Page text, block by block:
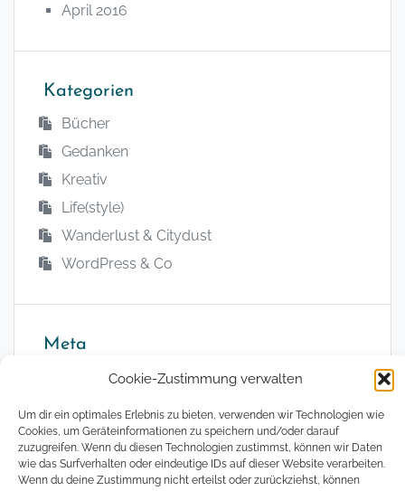
Cookie-Zustimmung verwalten
Um dir ein optimales Erlebnis zu bieten, verwenden wir Technologien wie
Cookies, um Geräteinformationen zu speichern und/oder darauf
zuzugreifen. Wenn du diesen Technologien zustimmst, können wir Daten
wie das Surfverhalten oder eindeutige IDs auf dieser Website verarbeiten.
Wenn du deine Zustimmung nicht erteilst oder zurückziehst, können
April 2016
Kategorien
Bücher
Gedanken
Kreativ
Life(style)
Wanderlust & Citydust
WordPress & Co
Meta
Anmelden
Kommentar-Feed
WordPress.org